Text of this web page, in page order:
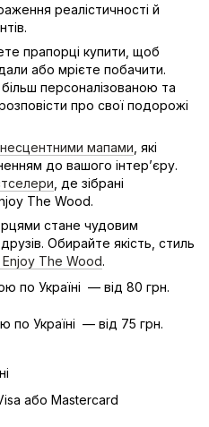
реалістичності й
прапорці купити, щоб
або мрієте побачити.
персоналізованою та
про свої подорожі
мапами , які
до вашого інтер’єру.
, де зібрані
The Wood.
стане чудовим
Обирайте якість, стиль
Enjoy The Wood.
по Україні — від 80 грн.
по Україні — від 75 грн.
або Mastercard